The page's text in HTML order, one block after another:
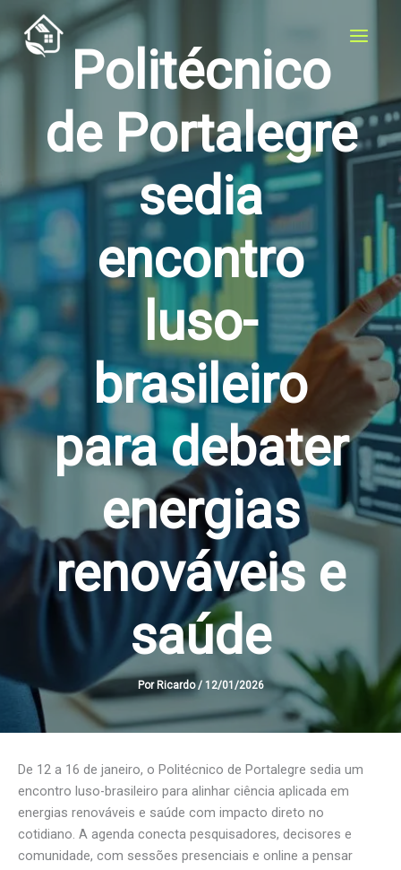
para
o
conteúdo
Politécnico
de Portalegre
sedia
encontro
luso-
brasileiro
para debater
energias
renováveis e
saúde
Por Ricardo/ 12/01/2026
De 12 a 16 de janeiro, o Politécnico de Portalegre sedia um
encontro luso-brasileiro para alinhar ciência aplicada em
energias renováveis e saúde com impacto direto no
cotidiano. A agenda conecta pesquisadores, decisores e
comunidade, com sessões presenciais e online a pensar